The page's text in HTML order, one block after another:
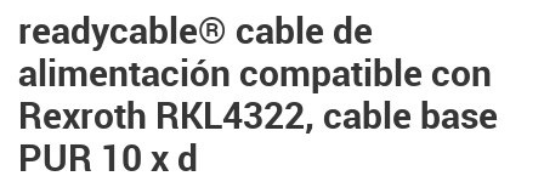
readycable® cable de
alimentación compatible con
Rexroth RKL4322, cable base
PUR 10 x d